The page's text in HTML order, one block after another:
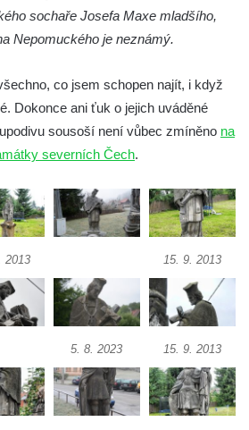
Hluboká
Hluboká
Hluboká
Hluboká
Hluboká
Hluboká
v ZOO Hluboká
Hluboká
Hluboká
sochaře Josefa Maxe mladšího,
Nepomuckého je neznámý.
co jsem schopen najít, i když
Dokonce ani ťuk o jejich uváděné
sousoší není vůbec zmíněno na
severních Čech.
2013 15. 9. 2013
5. 8. 2023 15. 9. 2013